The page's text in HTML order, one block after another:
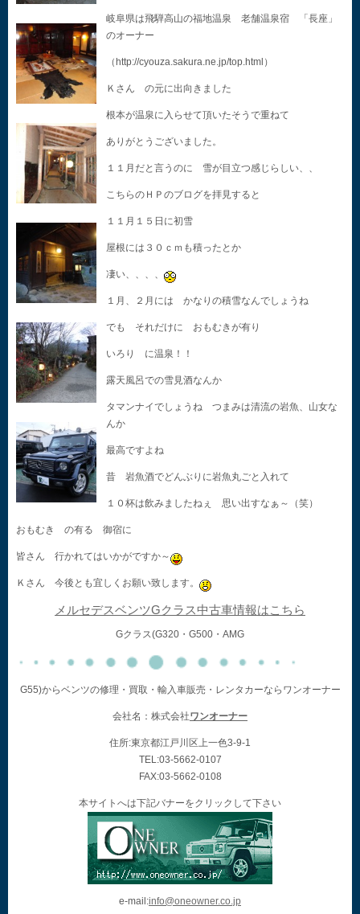
岐阜県は飛騨高山の福地温泉 老舗温泉宿 「長座」
のオーナー
（http://cyouza.sakura.ne.jp/top.html）
Ｋさん の元に出向きました
根本が温泉に入らせて頂いたそうで重ねて
ありがとうございました。
１１月だと言うのに 雪が目立つ感じらしい、、
こちらのＨＰのブログを拝見すると
１１月１５日に初雪
屋根には３０ｃｍも積ったとか
凄い、、、、
１月、２月には かなりの積雪なんでしょうね
でも それだけに おもむきが有り
いろり に温泉！！
露天風呂での雪見酒なんか
タマンナイでしょうね つまみは清流の岩魚、山女な
んか
最高ですよね
昔 岩魚酒でどんぶりに岩魚丸ごと入れて
１０杯は飲みましたねぇ 思い出すなぁ～（笑）
おもむき の有る 御宿に
皆さん 行かれてはいかがですか～
Ｋさん 今後とも宜しくお願い致します。
メルセデスベンツGクラス中古車情報はこちら
Gクラス(G320・G500・AMG
G55)からベンツの修理・買取・輸入車販売・レンタカーならワンオーナー
会社名：株式会社ワンオーナー
住所:東京都江戸川区上一色3-9-1
TEL:03-5662-0107
FAX:03-5662-0108
本サイトへは下記バナーをクリックして下さい
e-mail:info@oneowner.co.jp